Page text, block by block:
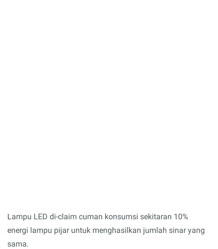
Lampu LED di-claim cuman konsumsi sekitaran 10%
energi lampu pijar untuk menghasilkan jumlah sinar yang
sama.